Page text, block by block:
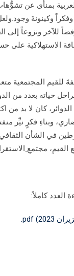
بمنأى عن
وكينونةَ
للآخر ونزوعاً إلى
الاستهلاكية على
المجتمعية
حياته بعدد من
كان لا بد من
وبناءِ فكرٍ
في الشأن
القيمِ، مجتمعِ
العدد كاملاً: